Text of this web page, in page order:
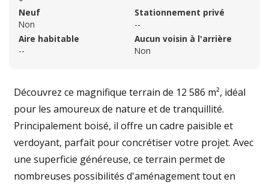
Neuf
Non
Aire habitable
--
Stationnement privé
--
Aucun voisin à l'arrière
Non
Découvrez ce magnifique terrain de 12 586 m², idéal
pour les amoureux de nature et de tranquillité.
Principalement boisé, il offre un cadre paisible et
verdoyant, parfait pour concrétiser votre projet. Avec
une superficie généreuse, ce terrain permet de
nombreuses possibilités d'aménagement tout en